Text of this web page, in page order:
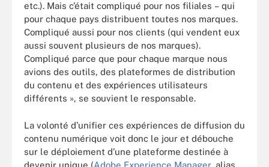
etc.). Mais c’était compliqué pour nos filiales – qui
pour chaque pays distribuent toutes nos marques.
Compliqué aussi pour nos clients (qui vendent eux
aussi souvent plusieurs de nos marques).
Compliqué parce que pour chaque marque nous
avions des outils, des plateformes de distribution
du contenu et des expériences utilisateurs
différents », se souvient le responsable.
La volonté d’unifier ces expériences de diffusion du
contenu numérique voit donc le jour et débouche
sur le déploiement d’une plateforme destinée à
devenir unique (Adobe Experience Manager, alias